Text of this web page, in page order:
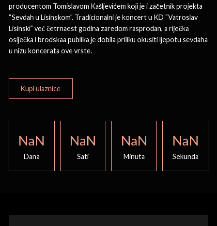
producentom Tomislavom Kašljevićem koji je i začetnik projekta
“Sevdah u Lisinskom”. Tradicionalni je koncert u KD “Vatroslav
Lisinski” već četrnaest godina zaredom rasprodan, a riječka
osiječka i brodskaa publika je dobila priliku okusiti ljepotu sevdaha
u nizu koncerata ove vrste.
Kupi ulaznice
NaN
Dana
NaN
Sati
NaN
Minuta
NaN
Sekunda